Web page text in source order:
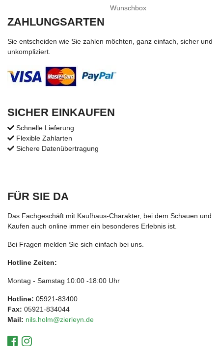
Wunschbox
ZAHLUNGSARTEN
Sie entscheiden wie Sie zahlen möchten, ganz einfach, sicher und
unkompliziert.
SICHER EINKAUFEN
Schnelle Lieferung
Flexible Zahlarten
Sichere Datenübertragung
FÜR SIE DA
Das Fachgeschäft mit Kaufhaus-Charakter, bei dem Schauen und
Kaufen auch online immer ein besonderes Erlebnis ist.
Bei Fragen melden Sie sich einfach bei uns.
Hotline Zeiten:
Montag - Samstag 10:00 -18:00 Uhr
Hotline: 05921-83400
Fax: 05921-834044
Mail: nils.holm@zierleyn.de